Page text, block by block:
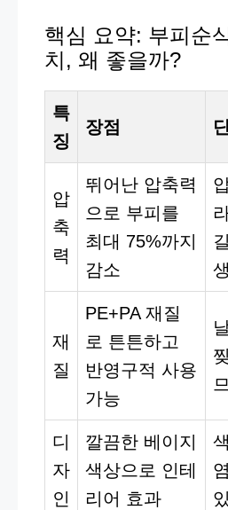
핵심 요약: 부피순
치, 왜 좋을까?
특
징
장점
압
축
력
뛰어난 압축력
으로 부피를
최대 75%까지
감소
재
질
PE+PA 재질
로 튼튼하고
반영구적 사용
가능
디
자
인
깔끔한 베이지
색상으로 인테
리어 효과